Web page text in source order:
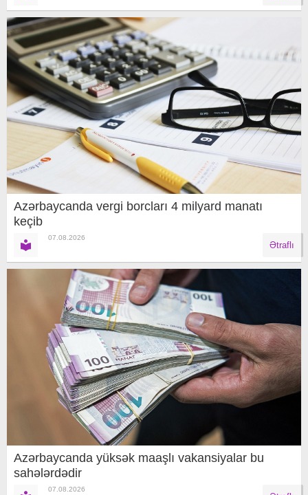
Azərbaycanda vergi borcları 4 milyard manatı
keçib
07.08.2026
Ətraflı
Azərbaycanda yüksək maaşlı vakansiyalar bu
sahələrdədir
07.08.2026